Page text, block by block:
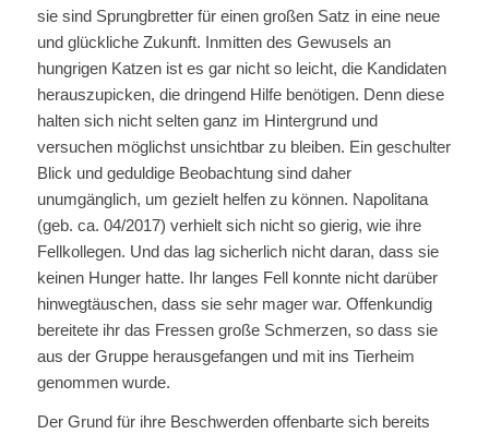
sie sind Sprungbretter für einen großen Satz in eine neue
und glückliche Zukunft. Inmitten des Gewusels an
hungrigen Katzen ist es gar nicht so leicht, die Kandidaten
herauszupicken, die dringend Hilfe benötigen. Denn diese
halten sich nicht selten ganz im Hintergrund und
versuchen möglichst unsichtbar zu bleiben. Ein geschulter
Blick und geduldige Beobachtung sind daher
unumgänglich, um gezielt helfen zu können. Napolitana
(geb. ca. 04/2017) verhielt sich nicht so gierig, wie ihre
Fellkollegen. Und das lag sicherlich nicht daran, dass sie
keinen Hunger hatte. Ihr langes Fell konnte nicht darüber
hinwegtäuschen, dass sie sehr mager war. Offenkundig
bereitete ihr das Fressen große Schmerzen, so dass sie
aus der Gruppe herausgefangen und mit ins Tierheim
genommen wurde.
Der Grund für ihre Beschwerden offenbarte sich bereits